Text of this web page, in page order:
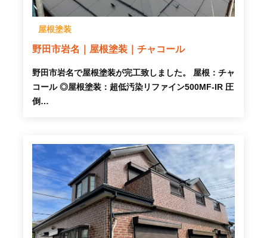
屋根塗装
野田市岩名｜屋根塗装｜チャコール
野田市岩名で屋根塗装が完工致しました。 屋根：チャ
コール ◎屋根塗装：超低汚染リファイン500MF-IR 圧
倒…